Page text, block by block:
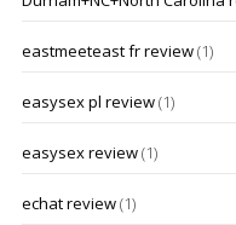
eastmeeteast fr review(1)
easysex pl review(1)
easysex review(1)
echat review(1)